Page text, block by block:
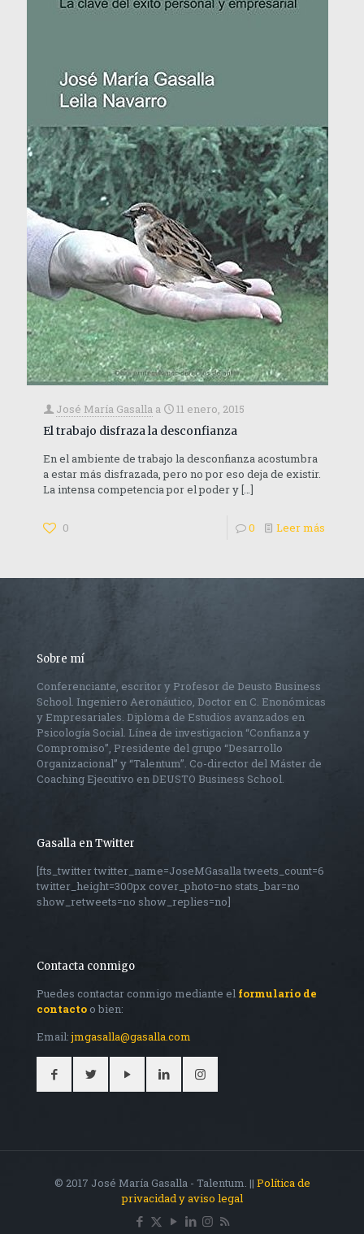
José María Gasalla a
11 enero, 2015
El trabajo disfraza la desconfianza
En el ambiente de trabajo la desconfianza acostumbra
a estar más disfrazada, pero no por eso deja de existir.
La intensa competencia por el poder y[…]
0 0 Leer más
Sobre mí
Conferenciante, escritor y Profesor de Deusto Business
School. Ingeniero Aeronáutico, Doctor en C. Enonómicas
y Empresariales. Diploma de Estudios avanzados en
Psicología Social. Línea de investigacion “Confianza y
Compromiso”, Presidente del grupo “Desarrollo
Organizacional” y “Talentum”. Co-director del Máster de
Coaching Ejecutivo en DEUSTO Business School.
Gasalla en Twitter
[fts_twitter twitter_name=JoseMGasalla tweets_count=6
twitter_height=300px cover_photo=no stats_bar=no
show_retweets=no show_replies=no]
Contacta conmigo
Puedes contactar conmigo mediante el formulario de
contacto o bien:
Email:jmgasalla@gasalla.com
© 2017 José María Gasalla - Talentum. || Política de
privacidad y aviso legal